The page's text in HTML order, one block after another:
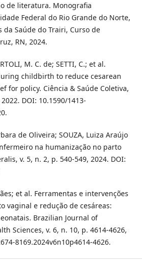
de literatura. Monografia
Federal do Rio Grande do Norte,
da Saúde do Trairi, Curso de
RN, 2024.
M. C. de; SETTI, C.; et al.
childbirth to reduce cesarean
for policy. Ciência & Saúde Coletiva,
DOI: 10.1590/1413-
de Oliveira; SOUZA, Luiza Araújo
na humanização no parto
v. 5, n. 2, p. 540-549, 2024. DOI:
et al. Ferramentas e intervenções
vaginal e redução de cesáreas:
Brazilian Journal of
Sciences, v. 6, n. 10, p. 4614-4626,
8169.2024v6n10p4614-4626.